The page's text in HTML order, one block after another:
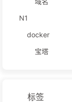
N1
docker
宝塔
标签